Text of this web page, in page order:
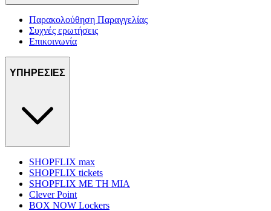
Παρακολούθηση Παραγγελίας
Συχνές ερωτήσεις
Επικοινωνία
ΥΠΗΡΕΣΙΕΣ
SHOPFLIX max
SHOPFLIX tickets
SHOPFLIX ΜΕ ΤΗ ΜΙΑ
Clever Point
BOX NOW Lockers